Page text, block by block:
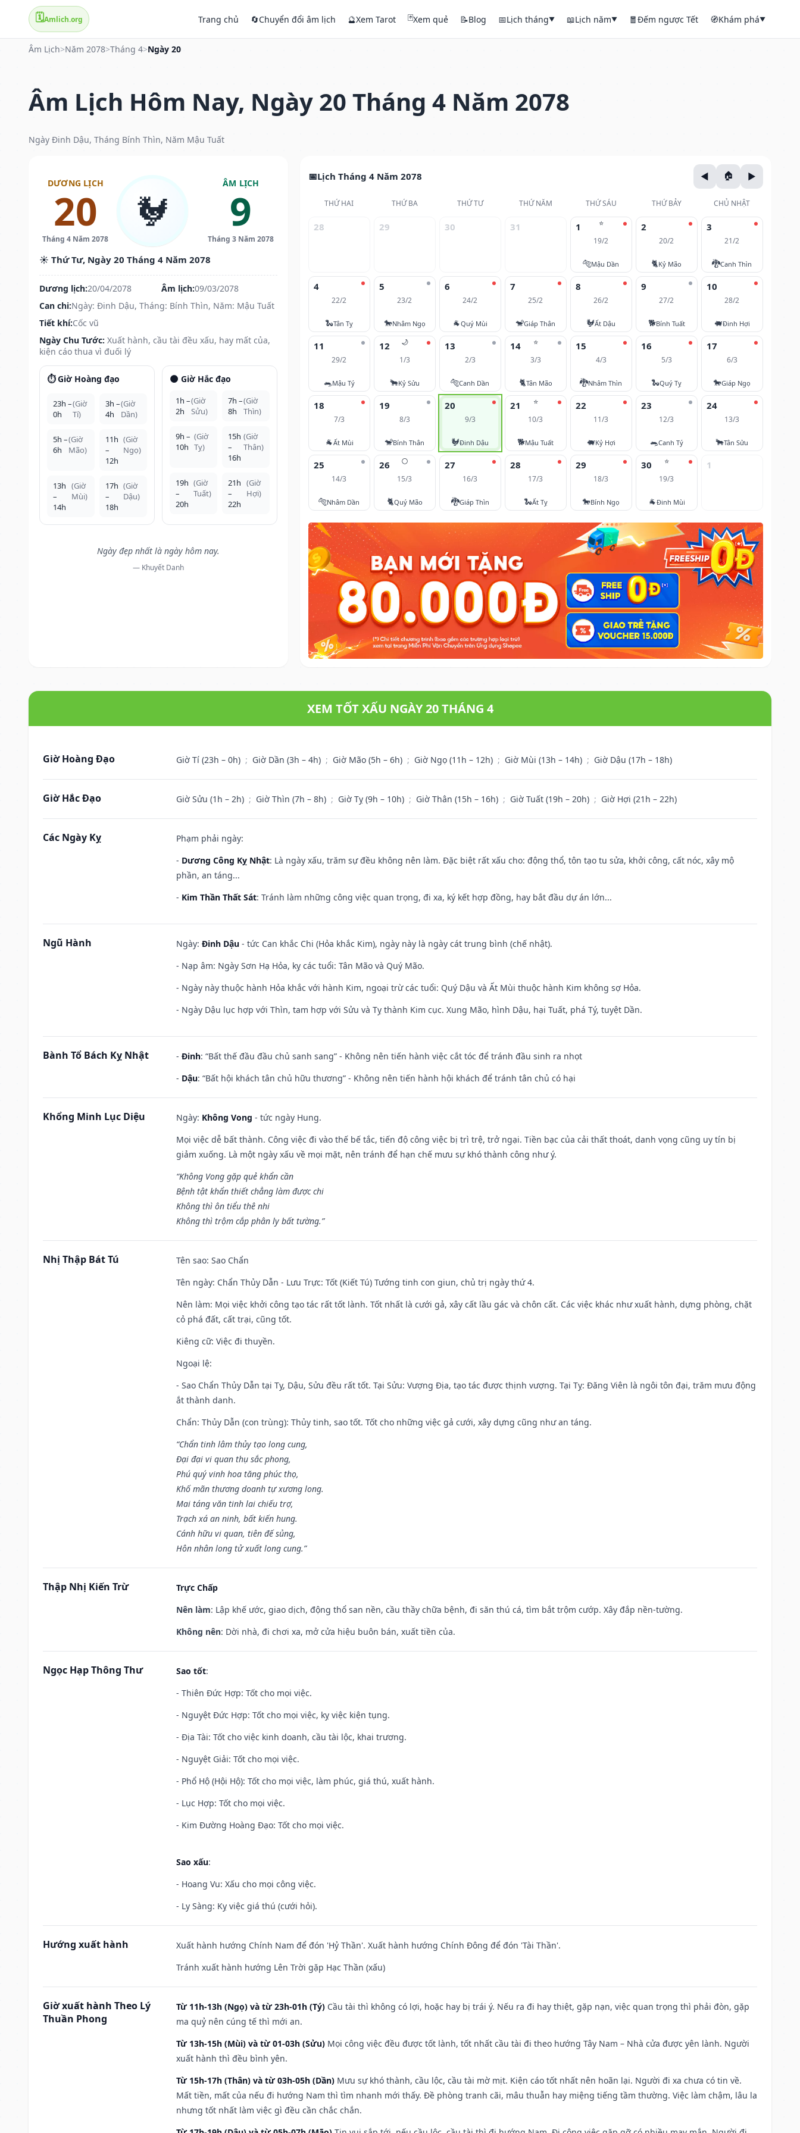
🗓️Amlich.org Trang chủ 🔄Chuyển đổi âm lịch 🔮Xem Tarot 🃏Xem quẻ 📝Blog 📅Lịch tháng▼ 📖Lịch năm▼ 🧧Đếm ngược Tết 🧭Khám phá▼
Âm Lịch>Năm 2078>Tháng 4>Ngày 20
Âm Lịch Hôm Nay, Ngày 20 Tháng 4 Năm 2078
Ngày Đinh Dậu, Tháng Bính Thìn, Năm Mậu Tuất
DƯƠNG LỊCH
20
Tháng 4 Năm 2078
🐓
ÂM LỊCH
9
Tháng 3 Năm 2078
☀️ Thứ Tư, Ngày 20 Tháng 4 Năm 2078
Dương lịch:20/04/2078 Âm lịch:09/03/2078
Can chi:Ngày: Đinh Dậu, Tháng: Bính Thìn, Năm: Mậu Tuất
Tiết khí:Cốc vũ
Ngày Chu Tước: Xuất hành, cầu tài đều xấu, hay mất của,
kiện cáo thua vì đuối lý
⏱️ Giờ Hoàng đạo
23h –
0h
(Giờ
Tí)
3h –
4h
(Giờ
Dần)
5h –
6h
(Giờ
Mão)
11h
–
12h
(Giờ
Ngọ)
13h
–
14h
(Giờ
Mùi)
17h
–
18h
(Giờ
Dậu)
🌑 Giờ Hắc đạo
1h –
2h
(Giờ
Sửu)
7h –
8h
(Giờ
Thìn)
9h –
10h
(Giờ
Tỵ)
15h
–
16h
(Giờ
Thân)
19h
–
20h
(Giờ
Tuất)
21h
–
22h
(Giờ
Hợi)
Ngày đẹp nhất là ngày hôm nay.
— Khuyết Danh
Lịch Tháng 4 Năm 2078
THỨ HAI THỨ BA THỨ TƯ THỨ NĂM THỨ SÁU THỨ BẢY CHỦ NHẬT
28 29 30 31 ⭐
1
19/2
🐅Mậu Dần
2
20/2
🐈Kỷ Mão
3
21/2
🐉Canh Thìn
4
22/2
🐍Tân Tỵ
5
23/2
🐎Nhâm Ngọ
6
24/2
🐐Quý Mùi
7
25/2
🐒Giáp Thân
8
26/2
🐓Ất Dậu
9
27/2
🐕Bính Tuất
10
28/2
🐖Đinh Hợi
11
29/2
🐀Mậu Tý
🌙
12
1/3
🐂Kỷ Sửu
13
2/3
🐅Canh Dần
⭐
14
3/3
🐈Tân Mão
15
4/3
🐉Nhâm Thìn
16
5/3
🐍Quý Tỵ
17
6/3
🐎Giáp Ngọ
18
7/3
🐐Ất Mùi
19
8/3
🐒Bính Thân
20
9/3
🐓Đinh Dậu
⭐
21
10/3
🐕Mậu Tuất
22
11/3
🐖Kỷ Hợi
23
12/3
🐀Canh Tý
24
13/3
🐂Tân Sửu
25
14/3
🐅Nhâm Dần
🌕
26
15/3
🐈Quý Mão
27
16/3
🐉Giáp Thìn
28
17/3
🐍Ất Tỵ
29
18/3
🐎Bính Ngọ
⭐
30
19/3
🐐Đinh Mùi
1
XEM TỐT XẤU NGÀY 20 THÁNG 4
Giờ Hoàng Đạo Giờ Tí (23h – 0h) ; Giờ Dần (3h – 4h) ; Giờ Mão (5h – 6h) ; Giờ Ngọ (11h – 12h) ; Giờ Mùi (13h – 14h) ; Giờ Dậu (17h – 18h)
Giờ Hắc Đạo Giờ Sửu (1h – 2h) ; Giờ Thìn (7h – 8h) ; Giờ Tỵ (9h – 10h) ; Giờ Thân (15h – 16h) ; Giờ Tuất (19h – 20h) ; Giờ Hợi (21h – 22h)
Các Ngày Kỵ
Phạm phải ngày:
- Dương Công Kỵ Nhật: Là ngày xấu, trăm sự đều không nên làm. Đặc biệt rất xấu cho: động thổ, tôn tạo tu sửa, khởi công, cất nóc, xây mộ
phần, an táng...
- Kim Thần Thất Sát: Tránh làm những công việc quan trọng, đi xa, ký kết hợp đồng, hay bắt đầu dự án lớn...
Ngũ Hành Ngày: Đinh Dậu - tức Can khắc Chi (Hỏa khắc Kim), ngày này là ngày cát trung bình (chế nhật).
- Nạp âm: Ngày Sơn Hạ Hỏa, kỵ các tuổi: Tân Mão và Quý Mão.
- Ngày này thuộc hành Hỏa khắc với hành Kim, ngoại trừ các tuổi: Quý Dậu và Ất Mùi thuộc hành Kim không sợ Hỏa.
- Ngày Dậu lục hợp với Thìn, tam hợp với Sửu và Tỵ thành Kim cục. Xung Mão, hình Dậu, hại Tuất, phá Tý, tuyệt Dần.
Bành Tổ Bách Kỵ Nhật - Đinh: “Bất thế đầu đầu chủ sanh sang” - Không nên tiến hành việc cắt tóc để tránh đầu sinh ra nhọt
- Dậu: “Bất hội khách tân chủ hữu thương” - Không nên tiến hành hội khách để tránh tân chủ có hại
Khổng Minh Lục Diệu Ngày: Không Vong - tức ngày Hung.
Mọi việc dễ bất thành. Công việc đi vào thế bế tắc, tiến độ công việc bị trì trệ, trở ngại. Tiền bạc của cải thất thoát, danh vọng cũng uy tín bị
giảm xuống. Là một ngày xấu về mọi mặt, nên tránh để hạn chế mưu sự khó thành công như ý.
“Không Vong gặp quẻ khẩn cần
Bệnh tật khẩn thiết chẳng làm được chi
Không thì ôn tiểu thê nhi
Không thì trộm cắp phân ly bất tường.”
Nhị Thập Bát Tú Tên sao: Sao Chẩn
Tên ngày: Chẩn Thủy Dẫn - Lưu Trực: Tốt (Kiết Tú) Tướng tinh con giun, chủ trị ngày thứ 4.
Nên làm: Mọi việc khởi công tạo tác rất tốt lành. Tốt nhất là cưới gả, xây cất lầu gác và chôn cất. Các việc khác như xuất hành, dựng phòng, chặt
cỏ phá đất, cất trại, cũng tốt.
Kiêng cữ: Việc đi thuyền.
Ngoại lệ:
- Sao Chẩn Thủy Dẫn tại Tỵ, Dậu, Sửu đều rất tốt. Tại Sửu: Vượng Địa, tạo tác được thịnh vượng. Tại Tỵ: Đăng Viên là ngôi tôn đại, trăm mưu động
ắt thành danh.
Chẩn: Thủy Dẫn (con trùng): Thủy tinh, sao tốt. Tốt cho những việc gả cưới, xây dựng cũng như an táng.
“Chẩn tinh lâm thủy tạo long cung,
Đại đại vi quan thụ sắc phong,
Phú quý vinh hoa tăng phúc thọ,
Khố mãn thương doanh tự xương long.
Mai táng văn tinh lai chiếu trợ,
Trạch xá an ninh, bất kiến hung.
Cánh hữu vi quan, tiên đế sủng,
Hôn nhân long tử xuất long cung.”
Thập Nhị Kiến Trừ
Trực Chấp
Nên làm: Lập khế ước, giao dịch, động thổ san nền, cầu thầy chữa bệnh, đi săn thú cá, tìm bắt trộm cướp. Xây đắp nền-tường.
Không nên: Dời nhà, đi chơi xa, mở cửa hiệu buôn bán, xuất tiền của.
Ngọc Hạp Thông Thư Sao tốt:
- Thiên Đức Hợp: Tốt cho mọi việc.
- Nguyệt Đức Hợp: Tốt cho mọi việc, kỵ việc kiện tụng.
- Địa Tài: Tốt cho việc kinh doanh, cầu tài lộc, khai trương.
- Nguyệt Giải: Tốt cho mọi việc.
- Phổ Hộ (Hội Hộ): Tốt cho mọi việc, làm phúc, giá thú, xuất hành.
- Lục Hợp: Tốt cho mọi việc.
- Kim Đường Hoàng Đạo: Tốt cho mọi việc.
Sao xấu:
- Hoang Vu: Xấu cho mọi công việc.
- Ly Sàng: Kỵ việc giá thú (cưới hỏi).
Hướng xuất hành
Xuất hành hướng Chính Nam để đón 'Hỷ Thần'. Xuất hành hướng Chính Đông để đón 'Tài Thần'.
Tránh xuất hành hướng Lên Trời gặp Hạc Thần (xấu)
Giờ xuất hành Theo Lý
Thuần Phong
Từ 11h-13h (Ngọ) và từ 23h-01h (Tý) Cầu tài thì không có lợi, hoặc hay bị trái ý. Nếu ra đi hay thiệt, gặp nạn, việc quan trọng thì phải đòn, gặp
ma quỷ nên cúng tế thì mới an.
Từ 13h-15h (Mùi) và từ 01-03h (Sửu) Mọi công việc đều được tốt lành, tốt nhất cầu tài đi theo hướng Tây Nam – Nhà cửa được yên lành. Người
xuất hành thì đều bình yên.
Từ 15h-17h (Thân) và từ 03h-05h (Dần) Mưu sự khó thành, cầu lộc, cầu tài mờ mịt. Kiện cáo tốt nhất nên hoãn lại. Người đi xa chưa có tin về.
Mất tiền, mất của nếu đi hướng Nam thì tìm nhanh mới thấy. Đề phòng tranh cãi, mâu thuẫn hay miệng tiếng tầm thường. Việc làm chậm, lâu la
nhưng tốt nhất làm việc gì đều cần chắc chắn.